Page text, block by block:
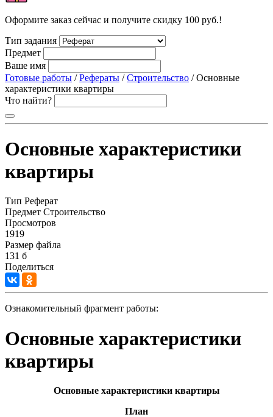
Оформите заказ сейчас и получите скидку 100 руб.!
Тип задания
Предмет
Ваше имя
Готовые работы /Рефераты /Строительство / Основные
характеристики квартиры
Что найти?
Основные характеристики
квартиры
Тип Реферат
Предмет Строительство
Просмотров
1919
Размер файла
131 б
Поделиться
Ознакомительный фрагмент работы:
Основные характеристики
квартиры
Основные характеристики квартиры
План